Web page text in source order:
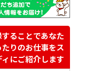
ることであなた
たりのお仕事をス
ィにご紹介します